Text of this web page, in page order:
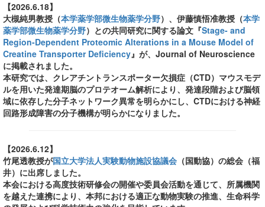
【2026.6.18】
大槻純男教授（本学薬学部微生物薬学分野）、伊藤慎悟准教授（本学
薬学部微生物薬学分野）との共同研究に関する論文『Stage- and
Region-Dependent Proteomic Alterations in a Mouse Model of
Creatine Transporter Deficiency』が、Journal of Neuroscience
に掲載されました。
本研究では、クレアチントランスポーター欠損症（CTD）マウスモデ
ルを用いた発達期脳のプロテオーム解析により、発達段階および脳領
域に依存した分子ネットワーク異常を明らかにし、CTDにおける神経
回路形成障害の分子機構が明らかになりました。
【2026.6.12】
竹尾透教授が国立大学法人実験動物施設協議会 （国動協）の総会（福
井）に出席しました。
本会における高度技術研修会の開催や委員会活動を通じて、所属機関
を越えた連携により、本邦における適正な動物実験の推進、生命科学